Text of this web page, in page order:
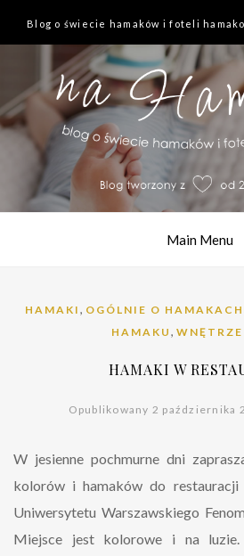
Blog o świecie hamaków i foteli
Main Menu
HAMAKI , OGÓLNIE O HAMAKACH
HAMAKU ,
HAMAKI W
Opublikowany 2 października
W jesienne pochmurne dni
kolorów i hamaków do
Uniwersytetu Warszawskiego
Miejsce jest kolorowe i na